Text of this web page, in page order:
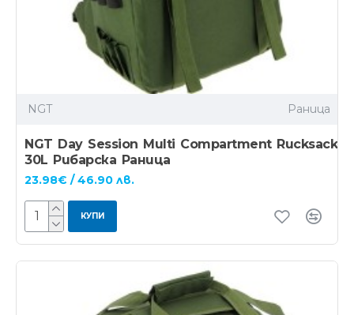
NGT Раница
NGT Day Session Multi Compartment Rucksack
30L Рибарска Раница
23.98€ / 46.90 лв.
КУПИ